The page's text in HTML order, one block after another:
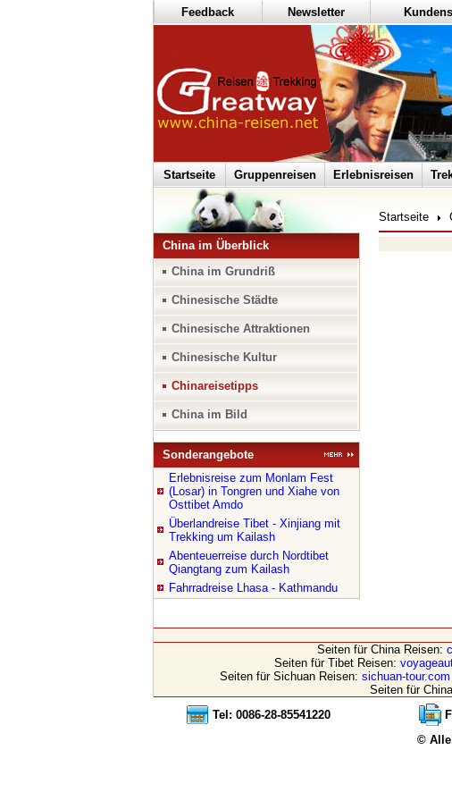
Feedback Newsletter
Startseite Gruppenreisen Erlebnisreisen
China im Überblick
China im Grundriß
Chinesische Städte
Chinesische Attraktionen
Chinesische Kultur
Chinareisetipps
China im Bild
Sonderangebote
Erlebnisreise zum Monlam Fest
(Losar) in Tongren und Xiahe von
Osttibet Amdo
Überlandreise Tibet - Xinjiang mit
Trekking um Kailash
Abenteuerreise durch Nordtibet
Qiangtang zum Kailash
Fahrradreise Lhasa - Kathmandu
Startseite
Seiten für China Reisen:
Seiten für Tibet Reisen:
Seiten für Sichuan Reisen: sichuan-tour.com
Seiten für
Tel: 0086-28-85541220
© Alle